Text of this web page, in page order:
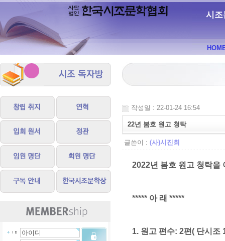
시조
작성일 : 22-01-24 16:54
22년 봄호 원고 청탁
글쓴이 : (사)시진회
2022년 봄호 원고 청탁을
***** 아 래 *****
1. 원고 편수: 2편( 단시조